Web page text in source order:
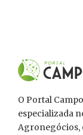
O Portal
especializada
Agronegócios,